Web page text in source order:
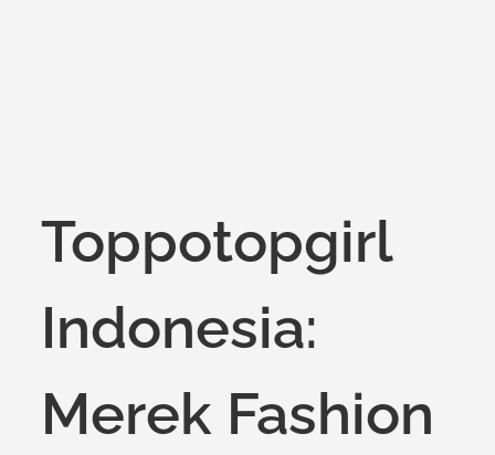
Toppotopgirl
Indonesia:
Merek Fashion